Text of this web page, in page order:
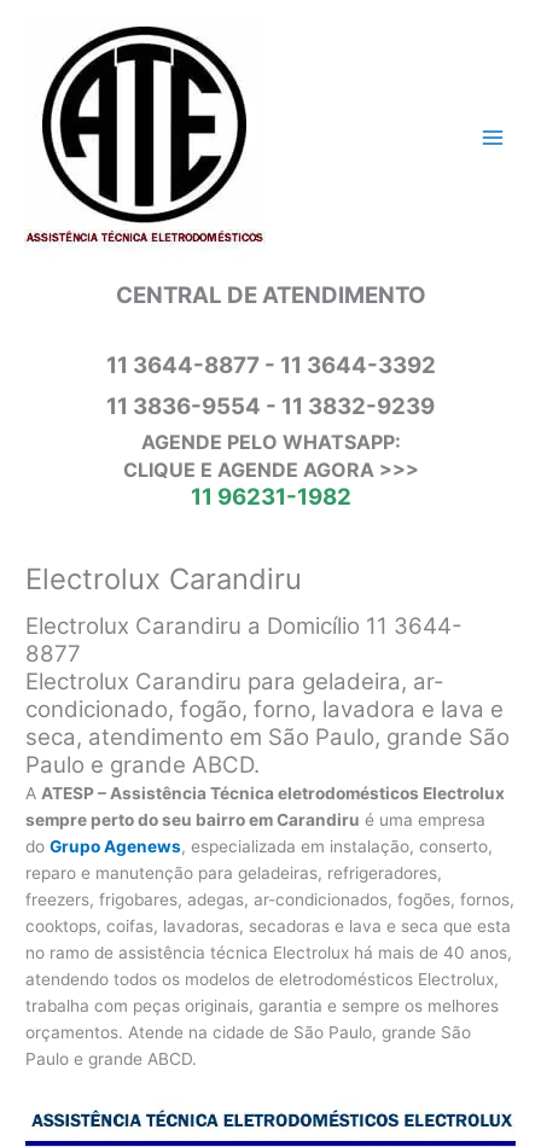
conteúdo
CENTRAL DE ATENDIMENTO
11 3644-8877 - 11 3644-3392
11 3836-9554 - 11 3832-9239
AGENDE PELO WHATSAPP:
CLIQUE E AGENDE AGORA >>>
11 96231-1982
Electrolux Carandiru
Electrolux Carandiru a Domicílio 11 3644-
8877
Electrolux Carandiru para geladeira, ar-
condicionado, fogão, forno, lavadora e lava e
seca, atendimento em São Paulo, grande São
Paulo e grande ABCD.
A ATESP – Assistência Técnica eletrodomésticos Electrolux
sempre perto do seu bairro em Carandiru é uma empresa
doGrupo Agenews, especializada em instalação, conserto,
reparo e manutenção para geladeiras, refrigeradores,
freezers, frigobares, adegas, ar-condicionados, fogões, fornos,
cooktops, coifas, lavadoras, secadoras e lava e seca que esta
no ramo de assistência técnica Electrolux há mais de 40 anos,
atendendo todos os modelos de eletrodomésticos Electrolux,
trabalha com peças originais, garantia e sempre os melhores
orçamentos. Atende na cidade de São Paulo, grande São
Paulo e grande ABCD.